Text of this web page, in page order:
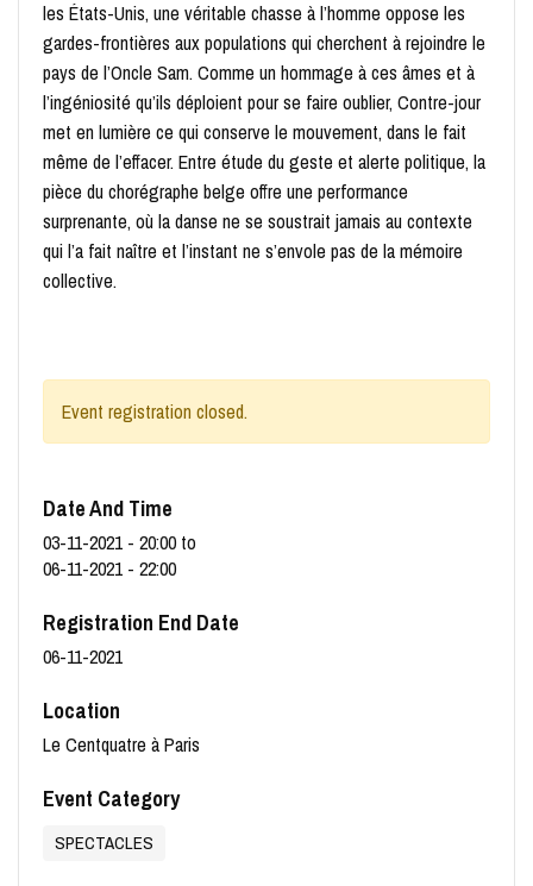
les États-Unis, une véritable chasse à l’homme oppose les
gardes-frontières aux populations qui cherchent à rejoindre le
pays de l’Oncle Sam. Comme un hommage à ces âmes et à
l’ingéniosité qu’ils déploient pour se faire oublier, Contre-jour
met en lumière ce qui conserve le mouvement, dans le fait
même de l’effacer. Entre étude du geste et alerte politique, la
pièce du chorégraphe belge offre une performance
surprenante, où la danse ne se soustrait jamais au contexte
qui l’a fait naître et l’instant ne s’envole pas de la mémoire
collective.
Event registration closed.
Date And Time
03-11-2021 - 20:00 to
06-11-2021 - 22:00
Registration End Date
06-11-2021
Location
Le Centquatre à Paris
Event Category
SPECTACLES